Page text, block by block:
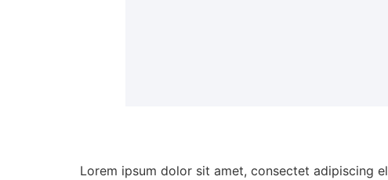
Lorem ipsum dolor sit amet, consectet adipiscing